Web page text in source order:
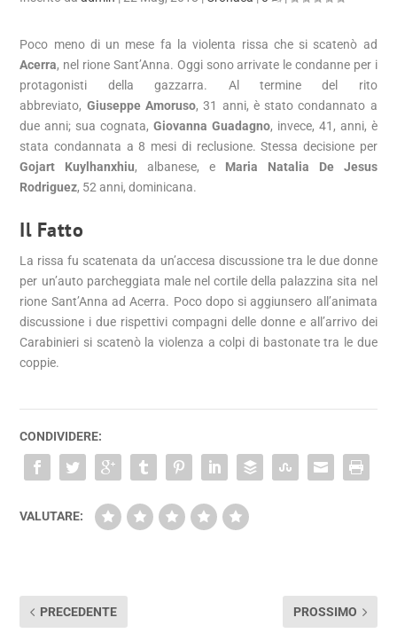
Poco meno di un mese fa la violenta rissa che si scatenò ad
Acerra, nel rione Sant’Anna. Oggi sono arrivate le condanne per i
protagonisti della gazzarra. Al termine del rito
abbreviato, Giuseppe Amoruso, 31 anni, è stato condannato a
due anni; sua cognata, Giovanna Guadagno, invece, 41, anni, è
stata condannata a 8 mesi di reclusione. Stessa decisione per
Gojart Kuylhanxhiu, albanese, e Maria Natalia De Jesus
Rodriguez, 52 anni, dominicana.
Il Fatto
La rissa fu scatenata da un’accesa discussione tra le due donne
per un’auto parcheggiata male nel cortile della palazzina sita nel
rione Sant’Anna ad Acerra. Poco dopo si aggiunsero all’animata
discussione i due rispettivi compagni delle donne e all’arrivo dei
Carabinieri si scatenò la violenza a colpi di bastonate tra le due
coppie.
CONDIVIDERE:
VALUTARE:
PRECEDENTE PROSSIMO